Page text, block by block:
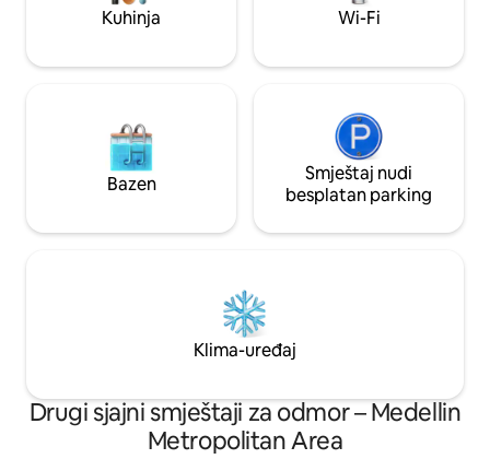
Kuhinja Wi-Fi
Bazen
Smještaj nudi
besplatan parking
Klima-uređaj
Drugi sjajni smještaji za odmor – Medellin
Metropolitan Area